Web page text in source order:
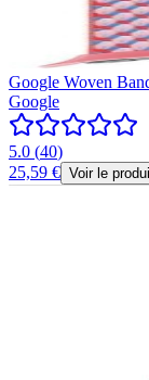
Google Woven
Google
5.0 (40)
25,59 € Voir le